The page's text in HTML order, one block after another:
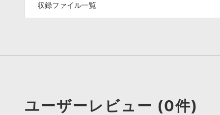
収録ファイル一覧
ユーザーレビュー (0件)